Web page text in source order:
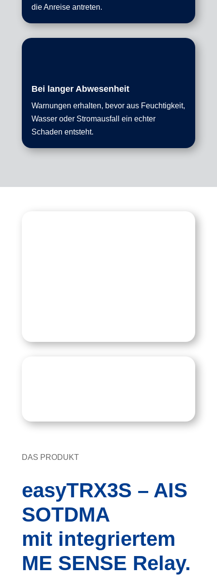
die Anreise antreten.
Bei langer Abwesenheit
Warnungen erhalten, bevor aus Feuchtigkeit,
Wasser oder Stromausfall ein echter
Schaden entsteht.
DAS PRODUKT
easyTRX3S – AIS
SOTDMA
mit integriertem
ME SENSE Relay.